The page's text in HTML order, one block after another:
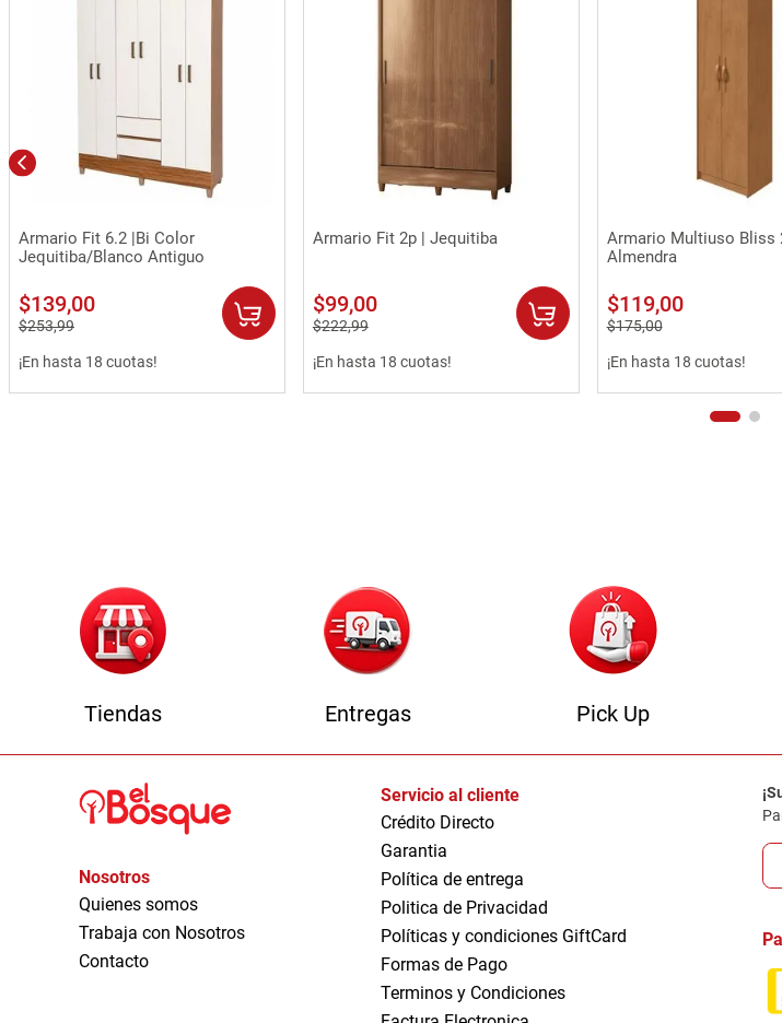
Vista rápida
Armario Fit 6.2 |Bi Color
Jequitiba/Blanco Antiguo
$139,00
$253,99
¡En hasta 18 cuotas!
Vista rápida
Armario Fit 2p | Jequitiba
$99,00
$222,99
¡En hasta 18 cuotas!
Vista rápida
Armario Multiuso Bliss
Almendra
$119,00
$175,00
¡En hasta 18 cuotas!
Tiendas Entregas Pick Up
Nosotros
Quienes somos
Trabaja con Nosotros
Contacto
Servicio al cliente
Crédito Directo
Garantia
Política de entrega
Politica de Privacidad
Políticas y condiciones GiftCard
Formas de Pago
Terminos y Condiciones